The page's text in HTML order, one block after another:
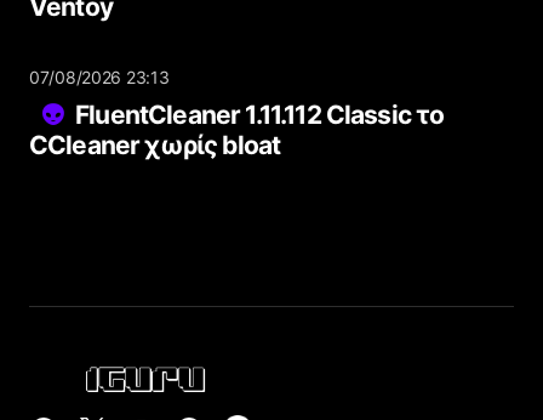
Ventoy
07/08/2026 23:13
FluentCleaner 1.11.112 Classic το
CCleaner χωρίς bloat